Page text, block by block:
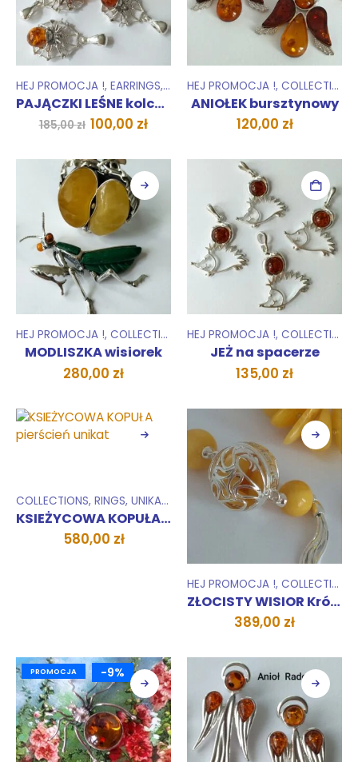
HEJ PROMOCJA !, EARRINGS, COLLECTIONS,ZESTAWY
PAJĄCZKI LEŚNE kolczyki
185,00zł Original
price
185,00 zł.
100,00 złCurrent
100,00 zł.
HEJ PROMOCJA !, COLLECTIONS
ANIOŁEK bursztynowy
120,00 zł
HEJ PROMOCJA !, COLLECTIONS ,PENDANTS
MODLISZKA wisiorek
280,00 zł
HEJ PROMOCJA !, COLLECTIONS
JEŻ na spacerze
135,00 zł
COLLECTIONS, RINGS, UNIKATY 1 SZTUKA
KSIEŻYCOWA KOPUŁA pierścień unikat
580,00 zł
HEJ PROMOCJA !, COLLECTIONS
ZŁOCISTY WISIOR Królewski
389,00 zł
PROMOCJA -9%